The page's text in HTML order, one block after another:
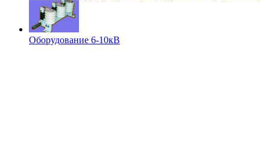
Оборудование 6-10кВ